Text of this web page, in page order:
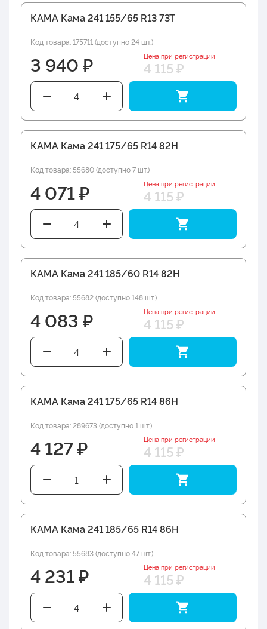
КАМА Кама 241 155/65 R13 73T
Код товара: 175711 (доступно 24 шт.)
3 940 ₽ Цена при регистрации
4 115 ₽
КАМА Кама 241 175/65 R14 82H
Код товара: 55680 (доступно 7 шт.)
4 071 ₽ Цена при регистрации
4 115 ₽
КАМА Кама 241 185/60 R14 82H
Код товара: 55682 (доступно 148 шт.)
4 083 ₽ Цена при регистрации
4 115 ₽
КАМА Кама 241 175/65 R14 86H
Код товара: 289673 (доступно 1 шт.)
4 127 ₽ Цена при регистрации
4 115 ₽
КАМА Кама 241 185/65 R14 86H
Код товара: 55683 (доступно 47 шт.)
4 231 ₽ Цена при регистрации
4 115 ₽